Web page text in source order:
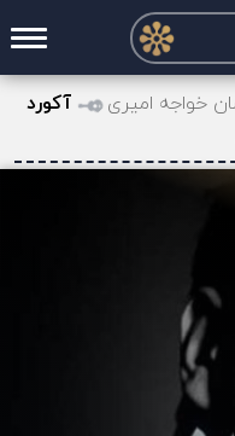
خواجه امیری
آکورد